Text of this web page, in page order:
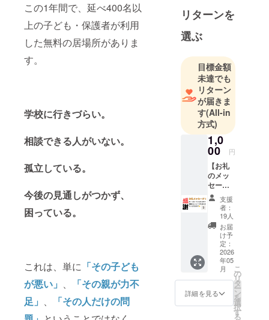
この1年間で、延べ400名以
上の子ども・保護者が利用
した無料の居場所がありま
す。
学校に行きづらい。
相談できる人がいない。
孤立している。
今後の見通しがつかず、
困っている。
これは、単に 「その子ども
が悪い」 、
「その親が力不
足」 、
「その人だけの問
限らずどの
世代にも
「心ある担
任」が必要
な時代であ
ると感じ、
起業。
将来は、
「仕事に
よって人を
選ぶ・仕事
に人を当て
はめる」の
ではなく、
「人の個性
や能力に
よって仕事
を創る」会
社の設立を
目指してい
る。
リターンを
選ぶ
目標金額
未達でも
リターン
が届きま
す(All-in
方式)
1,0
00 円
【お礼
のメッ
セー
ジ】 ご
支援を
いただ
いたタ
イミン
グとプ
ロジェ
クト終
了時の
報告の
際に、
感謝の
気持ち
支援
者：
19人
お届
け予
定：
2026
年05
月
詳細を見る
こ
の
リ
タ
ー
ン
を
選
択
す
る